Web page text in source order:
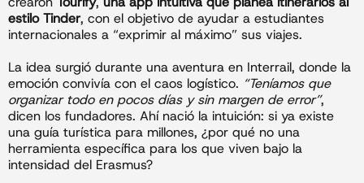
estilo Tinder, con el objetivo de ayudar a estudiantes
internacionales a “exprimir al máximo” sus viajes.
La idea surgió durante una aventura en Interrail, donde la
emoción convivía con el caos logístico. “Teníamos que
organizar todo en pocos días y sin margen de error”,
dicen los fundadores. Ahí nació la intuición: si ya existe
una guía turística para millones, ¿por qué no una
herramienta específica para los que viven bajo la
intensidad del Erasmus?